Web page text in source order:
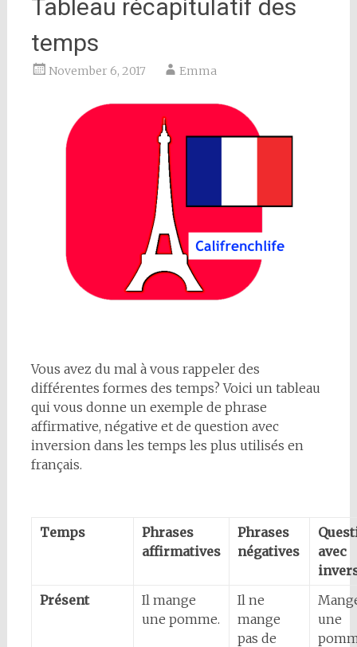
Tableau récapitulatif des
temps
November 6, 2017 Emma
Vous avez du mal à vous rappeler des
différentes formes des temps? Voici un tableau
qui vous donne un exemple de phrase
affirmative, négative et de question avec
inversion dans les temps les plus utilisés en
français.
Temps
Phrases
affirmatives
Phrases
négatives
avec
Présent
Il mange
une pomme.
Il ne
mange
pas de
une